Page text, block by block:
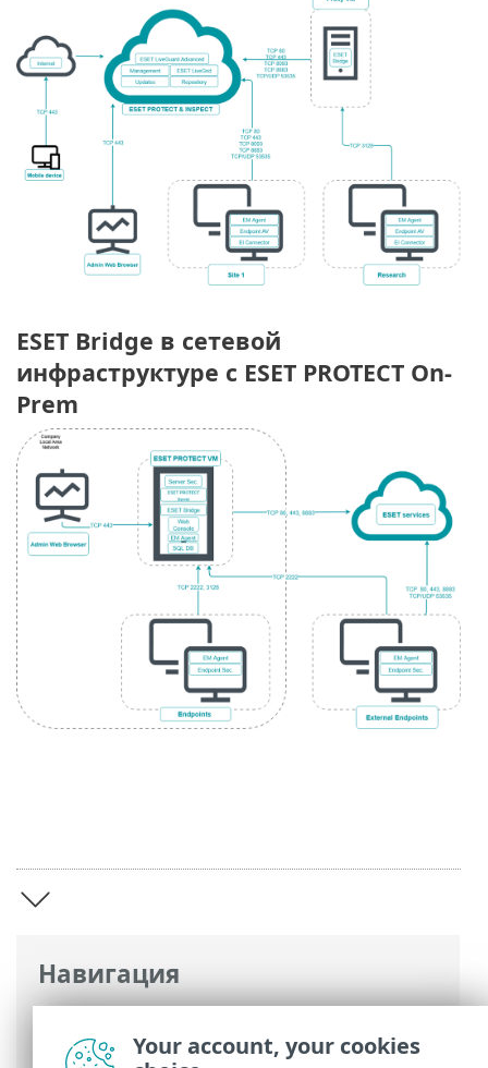
Навигация
ESET Bridge введение
ESET Bridge в сетевой
инфраструктуре с ESET PROTECT On-
Prem
Your account, your cookies